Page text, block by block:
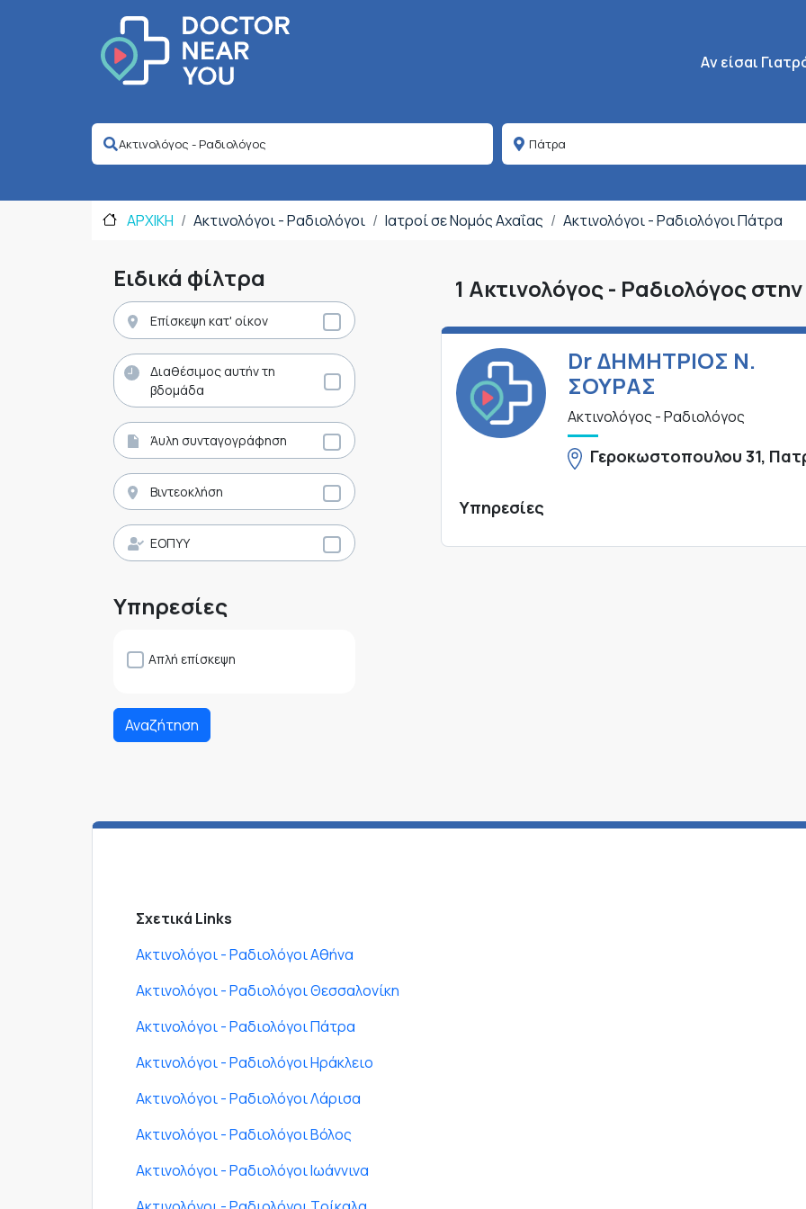
Κεντρική
Aν είσαι
ΑΡΧΙΚΗ Ακτινολόγοι - Ραδιολόγοι Ιατροί σε Νομός Αχαΐας Ακτινολόγοι - Ραδιολόγοι Πάτρα
Ειδικά φίλτρα
Επίσκεψη κατ' οίκον
Διαθέσιμος αυτήν τη
βδομάδα
Άυλη συνταγογράφηση
Βιντεοκλήση
ΕΟΠΥΥ
Υπηρεσίες
Απλή επίσκεψη
Αναζήτηση
1 Ακτινολόγος - Ραδιολόγος
Dr ΔΗΜΗΤΡΙΟΣ Ν.
ΣΟΥΡΑΣ
Ακτινολόγος - Ραδιολόγος
Γεροκωστοπουλου 31,
Υπηρεσίες
Σχετικά Links
Ακτινολόγοι - Ραδιολόγοι Αθήνα
Ακτινολόγοι - Ραδιολόγοι Θεσσαλονίκη
Ακτινολόγοι - Ραδιολόγοι Πάτρα
Ακτινολόγοι - Ραδιολόγοι Ηράκλειο
Ακτινολόγοι - Ραδιολόγοι Λάρισα
Ακτινολόγοι - Ραδιολόγοι Βόλος
Ακτινολόγοι - Ραδιολόγοι Ιωάννινα